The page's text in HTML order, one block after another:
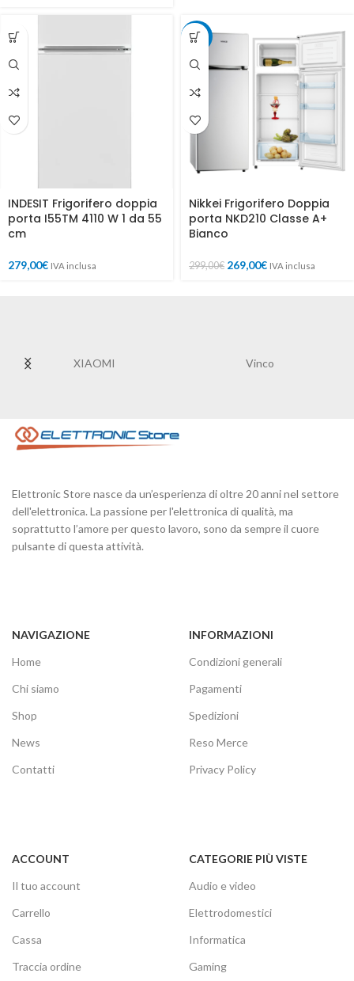
INDESIT Frigorifero doppia
porta I55TM 4110 W 1 da 55
cm
279,00€ IVA inclusa
-10%
Nikkei Frigorifero Doppia
porta NKD210 Classe A+
Bianco
299,00€ 269,00€ IVA inclusa
XIAOMI Vinco
Elettronic Store nasce da un’esperienza di oltre 20 anni nel settore
dell'elettronica. La passione per l'elettronica di qualità, ma
soprattutto l’amore per questo lavoro, sono da sempre il cuore
pulsante di questa attività.
NAVIGAZIONE
Home
Chi siamo
Shop
News
Contatti
INFORMAZIONI
Condizioni generali
Pagamenti
Spedizioni
Reso Merce
Privacy Policy
ACCOUNT
Il tuo account
Carrello
Cassa
Traccia ordine
CATEGORIE PIÙ VISTE
Audio e video
Elettrodomestici
Informatica
Gaming